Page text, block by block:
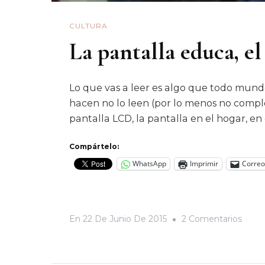
CULTURA
La pantalla educa,
Lo que vas a leer es algo que todo
hacen no lo leen (por lo menos no
pantalla LCD, la pantalla en el hogar,
Compártelo:
WhatsApp Imprimir
En 22 De Junio De 2015 2 ComentariosEn